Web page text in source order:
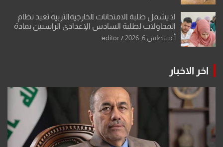
لا يشمل طلبة الامتحانات الخارجيةالتربية تعيد نظام
المحاولات لطلبة السادس الإعدادي الراسبين بمادة
أو مادتين
أغسطس 6, 2026 editor
اخر الاخبار